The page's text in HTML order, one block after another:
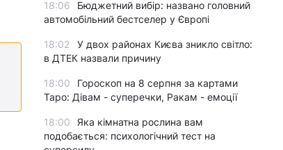
18:06
Бюджетний вибір: названо головний
автомобільний бестселер у Європі
18:02
У двох районах Києва зникло світло:
в ДТЕК назвали причину
18:00
Гороскоп на 8 серпня за картами
Таро: Дівам - суперечки, Ракам - емоції
18:00
Яка кімнатна рослина вам
подобається: психологічний тест на